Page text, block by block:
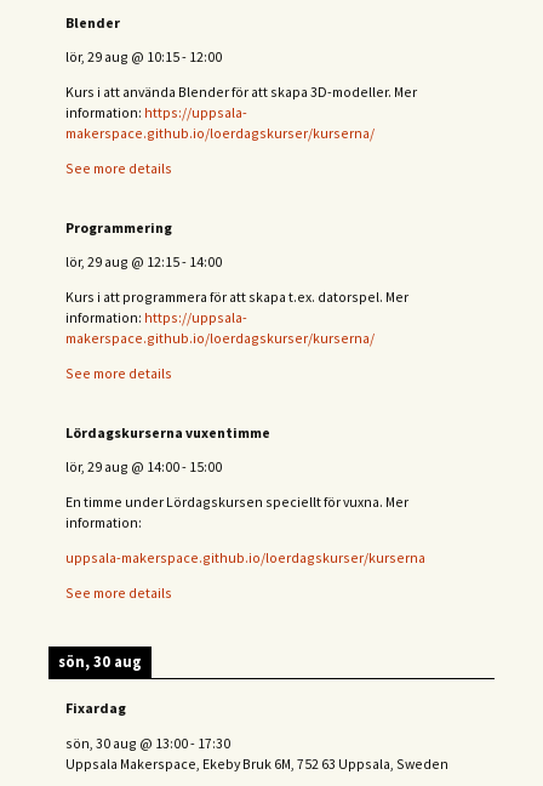
Blender
lör, 29 aug @ 10:15- 12:00
Kurs i att använda Blender för att skapa 3D-modeller. Mer
information: https://uppsala-
makerspace.github.io/loerdagskurser/kurserna/
See more details
Programmering
lör, 29 aug @ 12:15- 14:00
Kurs i att programmera för att skapa t.ex. datorspel. Mer
information: https://uppsala-
makerspace.github.io/loerdagskurser/kurserna/
See more details
Lördagskurserna vuxentimme
lör, 29 aug @ 14:00- 15:00
En timme under Lördagskursen speciellt för vuxna. Mer
information:
uppsala-makerspace.github.io/loerdagskurser/kurserna
See more details
sön, 30 aug
Fixardag
sön, 30 aug @ 13:00- 17:30
Uppsala Makerspace, Ekeby Bruk 6M, 752 63 Uppsala, Sweden